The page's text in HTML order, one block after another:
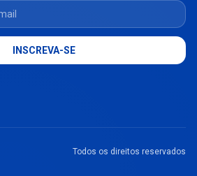
INSCREVA-SE
Todos os direitos reservados